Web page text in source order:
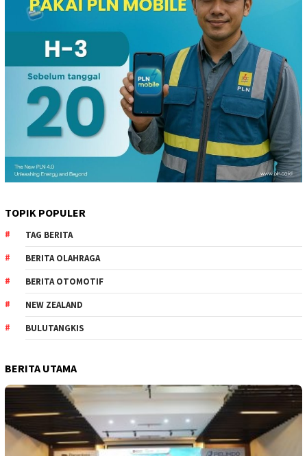
TOPIK POPULER
TAG BERITA
BERITA OLAHRAGA
BERITA OTOMOTIF
NEW ZEALAND
BULUTANGKIS
BERITA UTAMA